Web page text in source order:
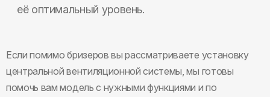
её оптимальный уровень.
Если помимо бризеров вы рассматриваете установку
центральной вентиляционной системы, мы готовы
помочь вам модель с нужными функциями и по